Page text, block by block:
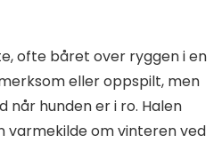
ofte båret over ryggen i en
eller oppspilt, men
når hunden er i ro. Halen
varmekilde om vinteren ved